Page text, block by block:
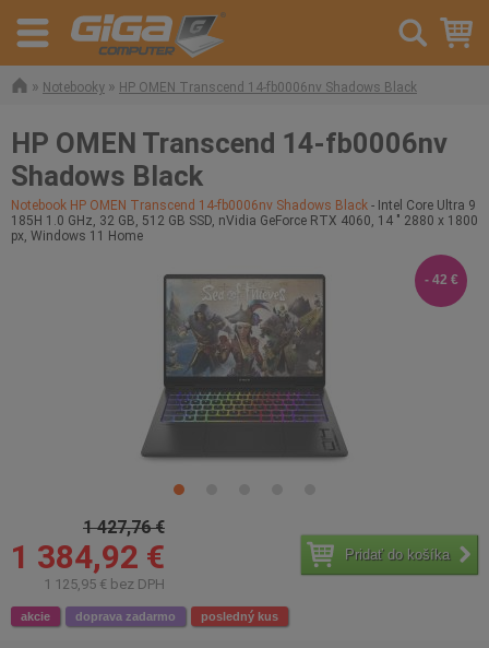
» Notebooky » HP OMEN Transcend 14-fb0006nv Shadows Black
HP OMEN Transcend 14-fb0006nv
Shadows Black
Notebook HP OMEN Transcend 14-fb0006nv Shadows Black - Intel Core Ultra 9
185H 1.0 GHz, 32 GB, 512 GB SSD, nVidia GeForce RTX 4060, 14 " 2880 x 1800
px, Windows 11 Home
1 427,76 €
1 384,92 €
1 125,95 € bez DPH
Pridať do košíka
akcie doprava zadarmo posledný kus
- 42 €